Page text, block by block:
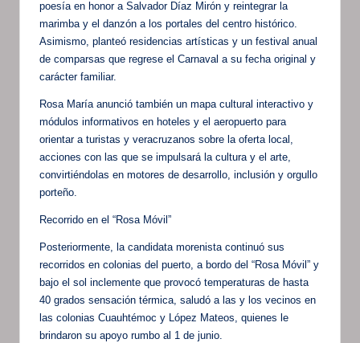
poesía en honor a Salvador Díaz Mirón y reintegrar la
marimba y el danzón a los portales del centro histórico.
Asimismo, planteó residencias artísticas y un festival anual
de comparsas que regrese el Carnaval a su fecha original y
carácter familiar.
Rosa María anunció también un mapa cultural interactivo y
módulos informativos en hoteles y el aeropuerto para
orientar a turistas y veracruzanos sobre la oferta local,
acciones con las que se impulsará la cultura y el arte,
convirtiéndolas en motores de desarrollo, inclusión y orgullo
porteño.
Recorrido en el “Rosa Móvil”
Posteriormente, la candidata morenista continuó sus
recorridos en colonias del puerto, a bordo del “Rosa Móvil” y
bajo el sol inclemente que provocó temperaturas de hasta
40 grados sensación térmica, saludó a las y los vecinos en
las colonias Cuauhtémoc y López Mateos, quienes le
brindaron su apoyo rumbo al 1 de junio.